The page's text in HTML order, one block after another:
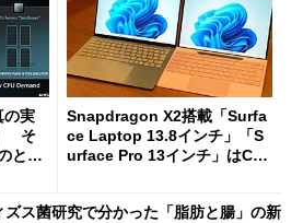
の実
そ
と
Snapdragon X2搭載「Surfa
ce Laptop 13.8インチ」「S
urface Pro 13インチ」はCop
た
ズス菌研究で分かった「脂肪と腸」の新